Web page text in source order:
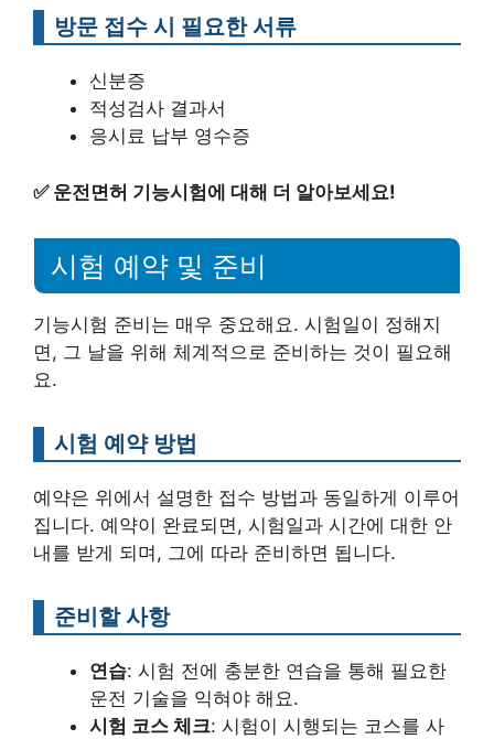
방문 접수 시 필요한 서류
신분증
적성검사 결과서
응시료 납부 영수증
✅ 운전면허 기능시험에 대해 더 알아보세요!
시험 예약 및 준비
기능시험 준비는 매우 중요해요. 시험일이 정해지
면, 그 날을 위해 체계적으로 준비하는 것이 필요해
요.
시험 예약 방법
예약은 위에서 설명한 접수 방법과 동일하게 이루어
집니다. 예약이 완료되면, 시험일과 시간에 대한 안
내를 받게 되며, 그에 따라 준비하면 됩니다.
준비할 사항
연습: 시험 전에 충분한 연습을 통해 필요한
운전 기술을 익혀야 해요.
시험 코스 체크: 시험이 시행되는 코스를 사